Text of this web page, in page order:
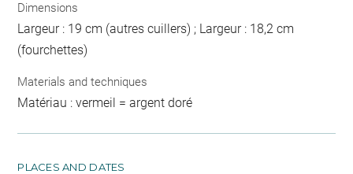
Dimensions
Largeur : 19 cm (autres cuillers) ; Largeur : 18,2 cm
(fourchettes)
Materials and techniques
Matériau : vermeil = argent doré
PLACES AND DATES